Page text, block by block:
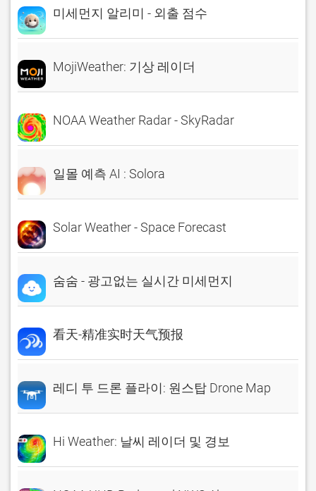
미세먼지 알리미 - 외출 점수
MojiWeather: 기상 레이더
NOAA Weather Radar - SkyRadar
일몰 예측 AI : Solora
Solar Weather - Space Forecast
숨숨 - 광고없는 실시간 미세먼지
看天-精准实时天气预报
레디 투 드론 플라이: 원스탑 Drone Map
Hi Weather: 날씨 레이더 및 경보